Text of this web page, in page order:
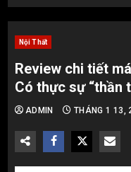
Nội Thất
Review chi tiết
Có thực sự “thần
ADMIN THÁNG 1 13,